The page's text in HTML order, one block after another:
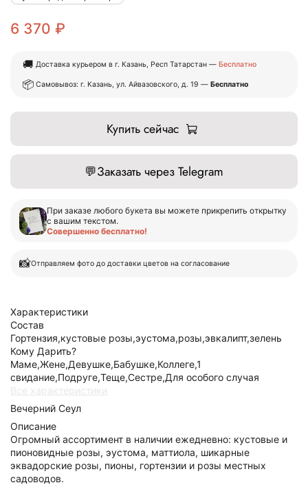
6 370 ₽
🚚 Доставка курьером в г. Казань, Респ Татарстан — Бесплатно
📦 Самовывоз: г. Казань, ул. Айвазовского, д. 19 — Бесплатно
Купить сейчас
💬Заказать через Telegram
При заказе любого букета вы можете прикрепить открытку
с вашим текстом.
Совершенно бесплатно!
📸Отправляем фото до доставки цветов на согласование
Характеристики
Состав
Гортензия,кустовые розы,эустома,розы,эвкалипт,зелень
Кому Дарить?
Маме,Жене,Девушке,Бабушке,Коллеге,1
свидание,Подруге,Теще,Сестре,Для особого случая
Все характеристики
Вечерний Сеул
Описание
Огромный ассортимент в наличии ежедневно: кустовые и
пионовидные розы, эустома, маттиола, шикарные
эквадорские розы, пионы, гортензии и розы местных
садоводов.